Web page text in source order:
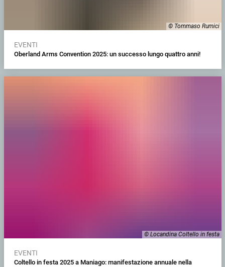
© Tommaso Rumici
EVENTI
Oberland Arms Convention 2025: un successo lungo quattro anni!
© Locandina Coltello in festa
EVENTI
Coltello in festa 2025 a Maniago: manifestazione annuale nella